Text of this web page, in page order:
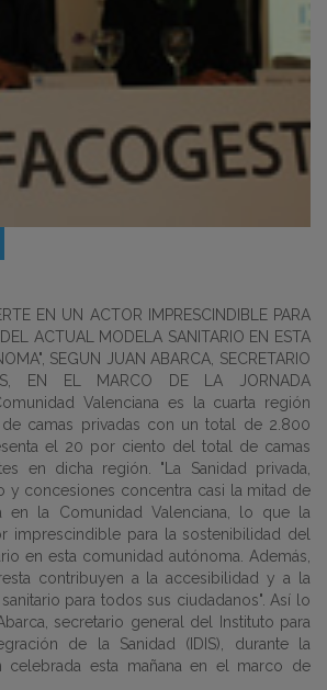
EN UN ACTOR IMPRESCINDIBLE PARA
DEL ACTUAL MODELA SANITARIO EN ESTA
SEGUN JUAN ABARCA, SECRETARIO
EN EL MARCO DE LA JORNADA
Valenciana es la cuarta región
camas privadas con un total de 2.800
el 20 por ciento del total de camas
en dicha región. "La Sanidad privada,
y concesiones concentra casi la mitad de
en la Comunidad Valenciana, lo que la
imprescindible para la sostenibilidad del
en esta comunidad autónoma. Además,
contribuyen a la accesibilidad y a la
para todos sus ciudadanos". Así lo
secretario general del Instituto para
de la Sanidad (IDIS), durante la
celebrada esta mañana en el marco de